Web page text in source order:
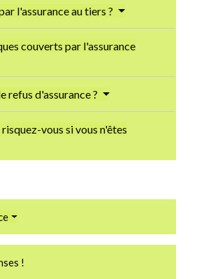
l'assurance au tiers ?
couverts par l'assurance
refus d'assurance ?
vous si vous n'êtes
!